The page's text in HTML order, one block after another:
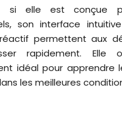
si elle est conçue
son interface
permettent aux
rapidement. Elle
idéal pour apprendre
les meilleures